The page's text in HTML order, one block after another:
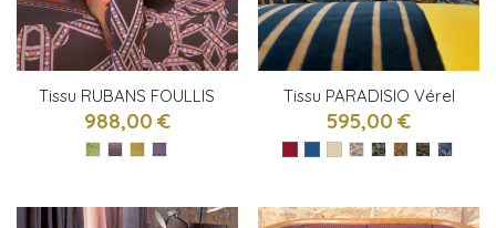
Tissu RUBANS FOULLIS
Vérel de Belval
988,00 €
Tissu PARADISIO Vérel
de Belval
595,00 €